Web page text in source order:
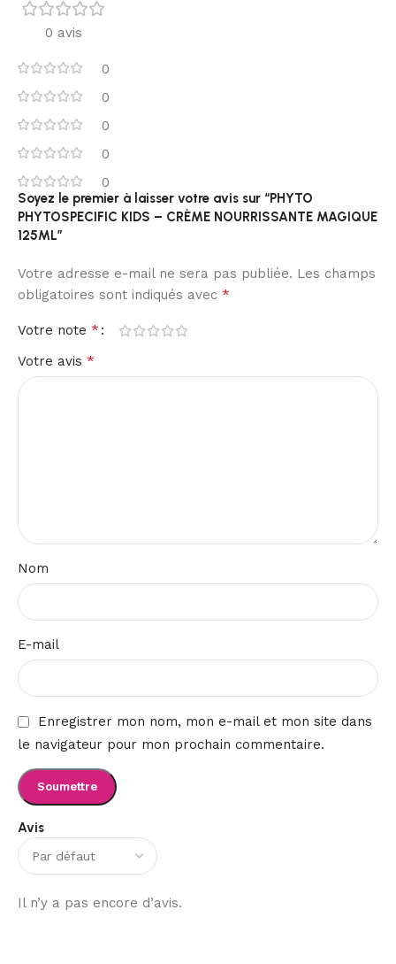
0 avis
0
0
0
0
0
Avis
Il n’y a pas encore d’avis.
Soyez le premier à laisser votre avis sur “PHYTO
PHYTOSPECIFIC KIDS – CRÈME NOURRISSANTE MAGIQUE
125ML”
Votre adresse e-mail ne sera pas publiée. Les champs
obligatoires sont indiqués avec *
Votre note *
Votre avis *
Nom
E-mail
Enregistrer mon nom, mon e-mail et mon site dans
le navigateur pour mon prochain commentaire.